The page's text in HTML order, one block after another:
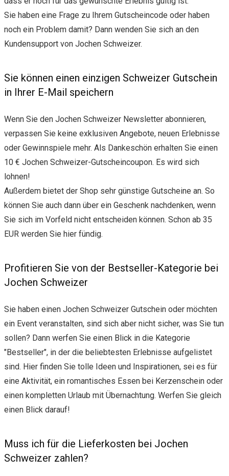
Sie haben eine Frage zu Ihrem Gutscheincode oder haben
noch ein Problem damit? Dann wenden Sie sich an den
Kundensupport von Jochen Schweizer.
Sie können einen einzigen Schweizer Gutschein
in Ihrer E-Mail speichern
Wenn Sie den Jochen Schweizer Newsletter abonnieren,
verpassen Sie keine exklusiven Angebote, neuen Erlebnisse
oder Gewinnspiele mehr. Als Dankeschön erhalten Sie einen
10 € Jochen Schweizer-Gutscheincoupon. Es wird sich
lohnen!
Außerdem bietet der Shop sehr günstige Gutscheine an. So
können Sie auch dann über ein Geschenk nachdenken, wenn
Sie sich im Vorfeld nicht entscheiden können. Schon ab 35
EUR werden Sie hier fündig.
Profitieren Sie von der Bestseller-Kategorie bei
Jochen Schweizer
Sie haben einen Jochen Schweizer Gutschein oder möchten
ein Event veranstalten, sind sich aber nicht sicher, was Sie tun
sollen? Dann werfen Sie einen Blick in die Kategorie
"Bestseller", in der die beliebtesten Erlebnisse aufgelistet
sind. Hier finden Sie tolle Ideen und Inspirationen, sei es für
eine Aktivität, ein romantisches Essen bei Kerzenschein oder
einen kompletten Urlaub mit Übernachtung. Werfen Sie gleich
einen Blick darauf!
Muss ich für die Lieferkosten bei Jochen
Schweizer zahlen?